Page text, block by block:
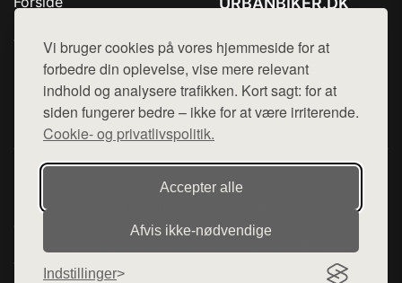
Vi bruger cookies på vores hjemmeside for at
forbedre din oplevelse, vise mere relevant
indhold og analysere trafikken. Kort sagt: for at
siden fungerer bedre – ikke for at være irriterende.
Cookie- og privatlivspolitik.
Accepter alle
Afvis ikke‑nødvendige
Indstillinger
Top Rabatter
Blog
Kontakt
Mail: hej@want.dk
Cookie- og privatlivspolitik
Denne side er en del af want.dk, der udgiver en række
hjemmesider med præsentation af forskellige produkter fra
diverse webshops. Der sælges ikke varer fra denne side - vi
varerne på lager.